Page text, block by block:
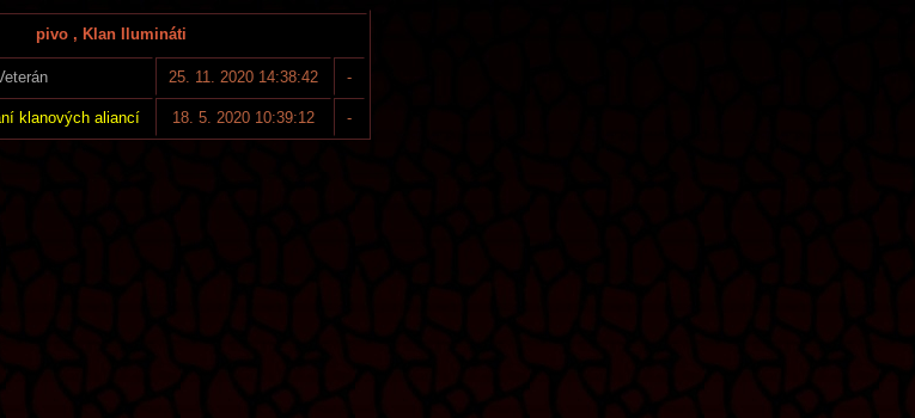
pivo , Klan Ilumináti
25. 11. 2020 14:38:42 -
klanových aliancí 18. 5. 2020 10:39:12 -